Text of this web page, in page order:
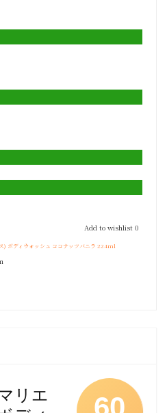
Add to wishlist 0
ボディウォッシュ ココナッツバニラ 224ml
リエ